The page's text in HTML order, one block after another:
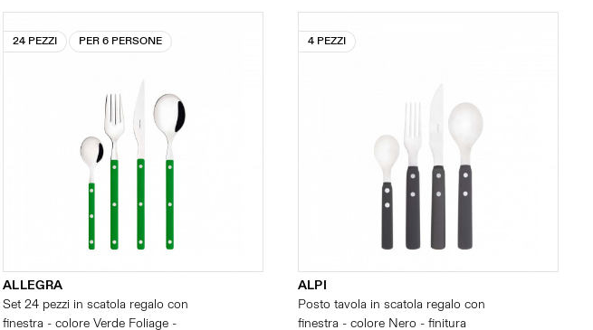
24 PEZZI PER 6 PERSONE
ALLEGRA
Set 24 pezzi in scatola regalo con
finestra - colore Verde Foliage -
4 PEZZI
ALPI
Posto tavola in scatola regalo con
finestra - colore Nero - finitura